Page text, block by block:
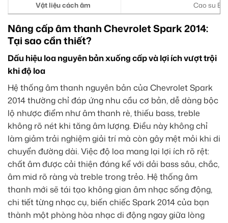
Vật liệu cách âm
Cao su
Nâng cấp âm thanh Chevrolet Spark 2014:
Tại sao cần thiết?
Dấu hiệu loa nguyên bản xuống cấp và lợi ích vượt trội
khi độ loa
Hệ thống âm thanh nguyên bản của Chevrolet Spark
2014 thường chỉ đáp ứng nhu cầu cơ bản, dễ dàng bộc
lộ nhược điểm như âm thanh rè, thiếu bass, treble
không rõ nét khi tăng âm lượng. Điều này không chỉ
làm giảm trải nghiệm giải trí mà còn gây mệt mỏi khi di
chuyển đường dài. Việc độ loa mang lại lợi ích rõ rệt:
chất âm được cải thiện đáng kể với dải bass sâu, chắc,
âm mid rõ ràng và treble trong trẻo. Hệ thống âm
thanh mới sẽ tái tạo không gian âm nhạc sống động,
chi tiết từng nhạc cụ, biến chiếc Spark 2014 của bạn
thành một phòng hòa nhạc di động ngay giữa lòng